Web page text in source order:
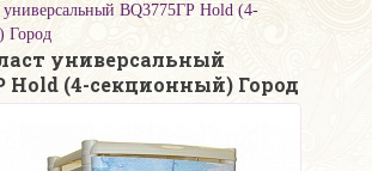
универсальный BQ3775ГР Hold (4-
Город
универсальный
Hold (4-секционный) Город